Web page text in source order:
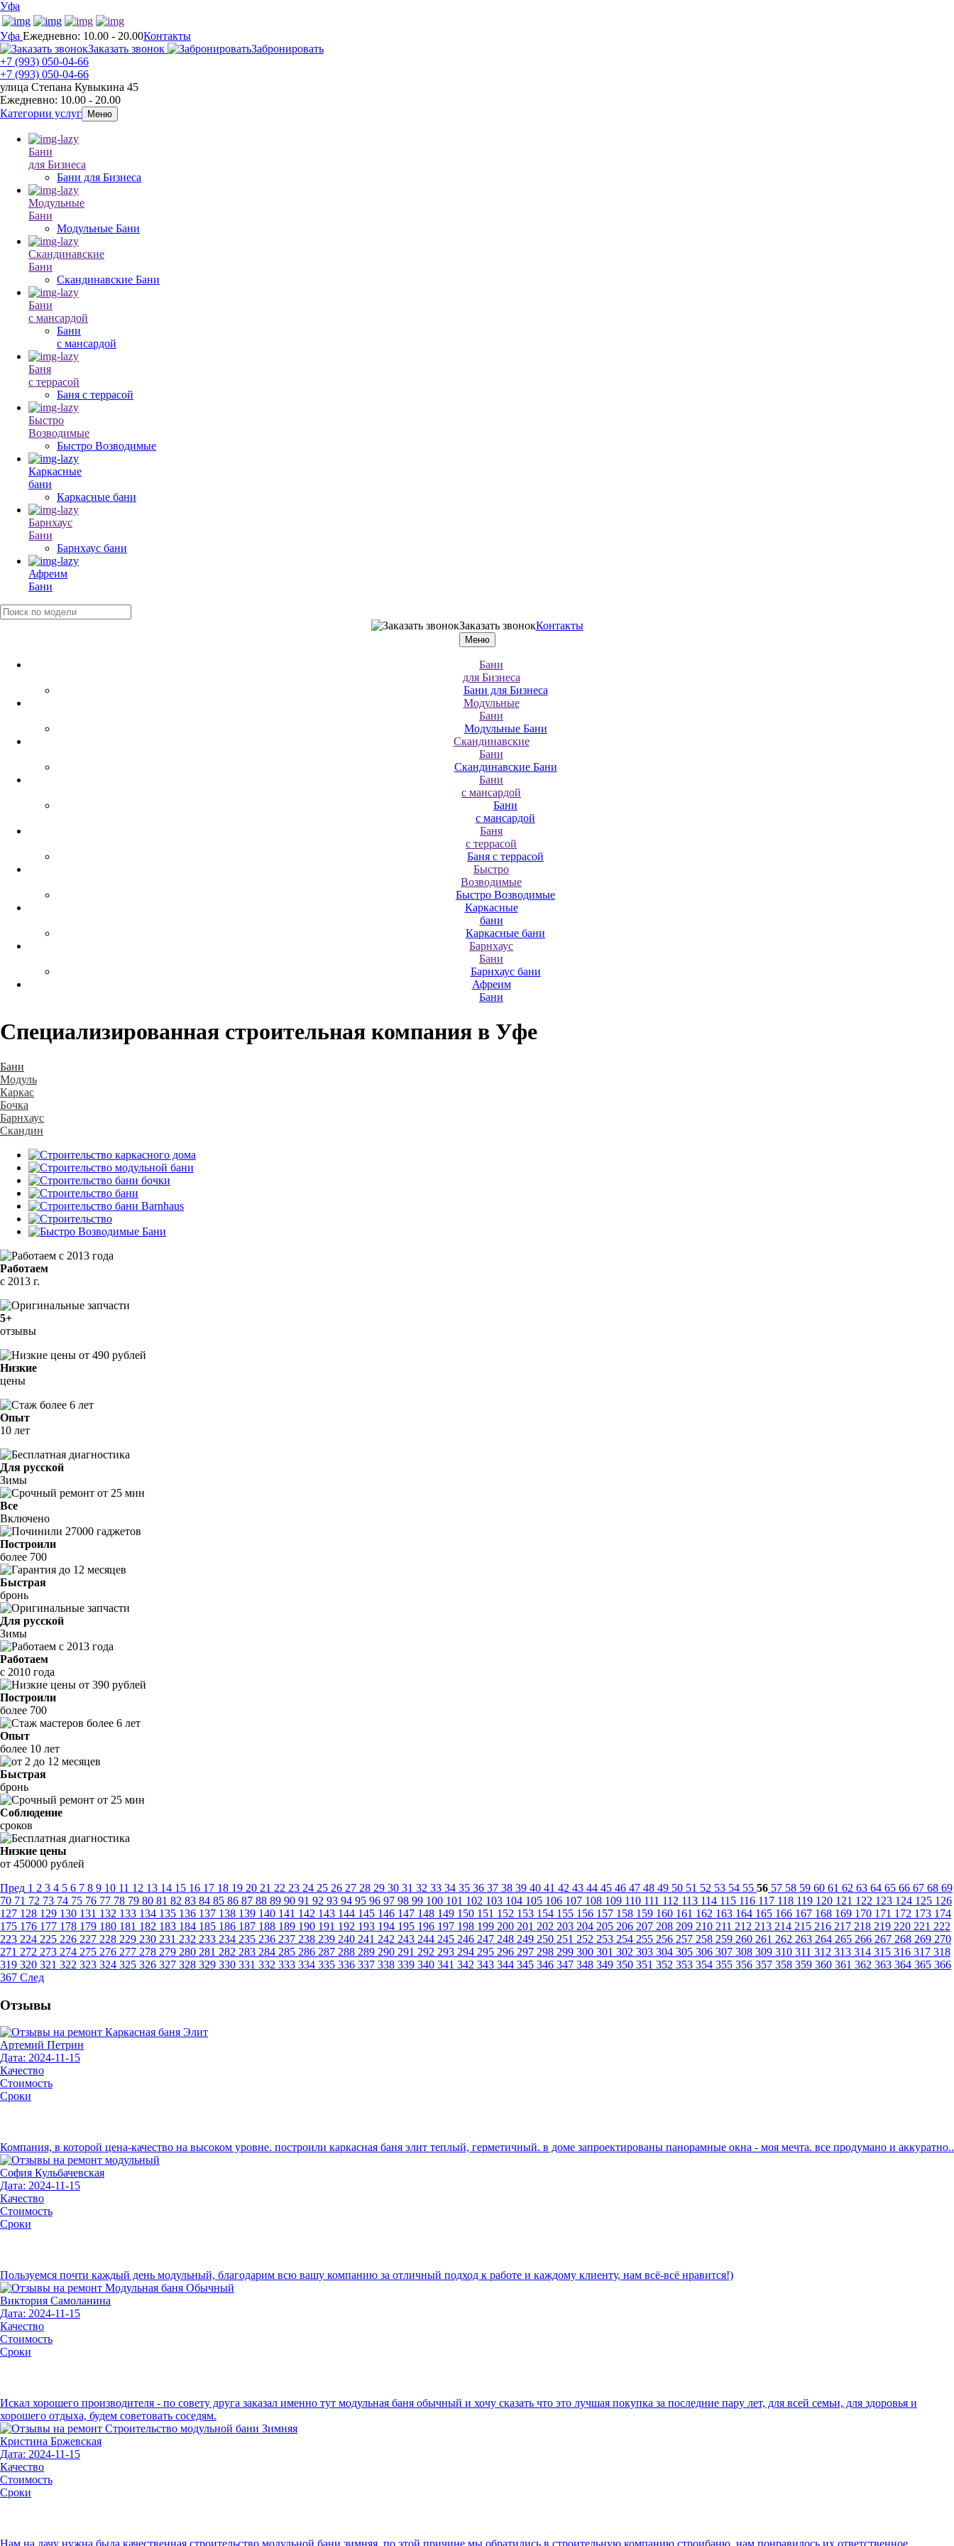
Уфа
Уфа Ежедневно: 10.00 - 20.00Контакты
Заказать звонок
Забронировать
+7 (993) 050-04-66
+7 (993) 050-04-66
улица Степана Кувыкина 45
Ежедневно: 10.00 - 20.00
Категории услуг
Меню
Бани
для Бизнеса
Бани для Бизнеса
Модульные
Бани
Модульные Бани
Скандинавские
Бани
Скандинавские Бани
Бани
с мансардой
Бани
с мансардой
Баня
с террасой
Баня с террасой
Быстро
Возводимые
Быстро Возводимые
Каркасные
бани
Каркасные бани
Барнхаус
Бани
Барнхаус бани
Афреим
Бани
Заказать звонокКонтакты
Меню
Бани
для Бизнеса
Бани для Бизнеса
Модульные
Бани
Модульные Бани
Скандинавские
Бани
Скандинавские Бани
Бани
с мансардой
Бани
с мансардой
Баня
с террасой
Баня с террасой
Быстро
Возводимые
Быстро Возводимые
Каркасные
бани
Каркасные бани
Барнхаус
Бани
Барнхаус бани
Афреим
Бани
Специализированная строительная компания в Уфе
Бани
Модуль
Каркас
Бочка
Барнхаус
Скандин
Работаем
с 2013 г.
5+
отзывы
Низкие
цены
Опыт
10 лет
Для русской
Зимы
Все
Включено
Построили
более 700
Быстрая
бронь
Для русской
Зимы
Работаем
с 2010 года
Построили
более 700
Опыт
более 10 лет
Быстрая
бронь
Соблюдение
сроков
Низкие цены
от 450000 рублей
Пред 1 2 3 4 5 6 7 8 9 10 11 12 13 14 15 16 17 18 19 20 21 22 23 24 25 26 27 28 29 30 31 32 33 34 35 36 37 38 39 40 41 42 43 44 45 46 47 48 49 50 51 52 53 54 55 56 57 58 59 60 61 62 63 64 65 66 67 68 69
70 71 72 73 74 75 76 77 78 79 80 81 82 83 84 85 86 87 88 89 90 91 92 93 94 95 96 97 98 99 100 101 102 103 104 105 106 107 108 109 110 111 112 113 114 115 116 117 118 119 120 121 122 123 124 125 126
127 128 129 130 131 132 133 134 135 136 137 138 139 140 141 142 143 144 145 146 147 148 149 150 151 152 153 154 155 156 157 158 159 160 161 162 163 164 165 166 167 168 169 170 171 172 173 174
175 176 177 178 179 180 181 182 183 184 185 186 187 188 189 190 191 192 193 194 195 196 197 198 199 200 201 202 203 204 205 206 207 208 209 210 211 212 213 214 215 216 217 218 219 220 221 222
223 224 225 226 227 228 229 230 231 232 233 234 235 236 237 238 239 240 241 242 243 244 245 246 247 248 249 250 251 252 253 254 255 256 257 258 259 260 261 262 263 264 265 266 267 268 269 270
271 272 273 274 275 276 277 278 279 280 281 282 283 284 285 286 287 288 289 290 291 292 293 294 295 296 297 298 299 300 301 302 303 304 305 306 307 308 309 310 311 312 313 314 315 316 317 318
319 320 321 322 323 324 325 326 327 328 329 330 331 332 333 334 335 336 337 338 339 340 341 342 343 344 345 346 347 348 349 350 351 352 353 354 355 356 357 358 359 360 361 362 363 364 365 366
367 След
Отзывы
Артемий Петрин
Дата: 2024-11-15
Качество
Стоимость
Сроки
Компания, в которой цена-качество на высоком уровне. построили каркасная баня элит теплый, герметичный. в доме запроектированы панорамные окна - моя мечта. все продумано и аккуратно..
София Кульбачевская
Дата: 2024-11-15
Качество
Стоимость
Сроки
Пользуемся почти каждый день модульный, благодарим всю вашу компанию за отличный подход к работе и каждому клиенту, нам всё-всё нравится!)
Виктория Самоланина
Дата: 2024-11-15
Качество
Стоимость
Сроки
Искал хорошего производителя - по совету друга заказал именно тут модульная баня обычный и хочу сказать что это лучшая покупка за последние пару лет, для всей семьи, для здоровья и
хорошего отдыха, будем советовать соседям.
Кристина Бржевская
Дата: 2024-11-15
Качество
Стоимость
Сроки